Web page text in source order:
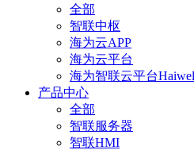
全部
智联中枢
海为云APP
海为云平台
海为智联云平台
产品中心
全部
智联服务器
智联HMI